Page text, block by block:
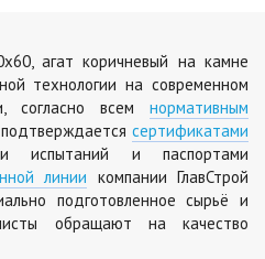
агат коричневый на камне
технологии на современном
согласно всем нормативным
сертификатами
испытаний и паспортами
линии компании ГлавСтрой
подготовленное сырьё и
обращают на качество